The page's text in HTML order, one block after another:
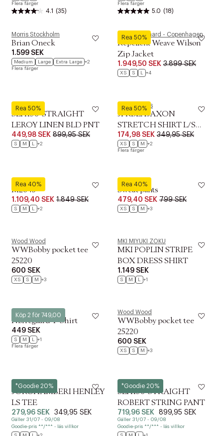
Flera färger
4.1 (35)
Flera färger
5.0 (18)
Morris Stockholm
Brian Oneck
1.599 SEK
Medium Large Extra Large +2
Flera färger
Rea 50%
Mads Nørgaard - Copenhagen
Repellent Weave Wilson
Zip Jacket
1.949,50 SEK 3.899 SEK
XS S L +4
Rea 50%
Selected
SLH196-STRAIGHT
LEROY LINEN BLD PNT
449,98 SEK 899,95 SEK
S M L +2
Rea 50%
Jack & Jones
JPRBLAJAXON
STRETCH SHIRT L/S
NOOS
174,98 SEK 349,95 SEK
XS S M
+2
Flera färger
Rea 40%
Fred Perry
M2643
1.109,40 SEK 1.849 SEK
S M L +2
Rea 40%
Lindbergh
Sweat pants
479,40 SEK 799 SEK
XS S M +3
Wood Wood
WWBobby pocket tee
25220
600 SEK
XS S M +3
MKI MIYUKI ZOKU
MKI POPLIN STRIPE
BOX DRESS SHIRT
1.149 SEK
S M L +1
Köp 2 för 749,00
Les Deux
Nørregaard T-Shirt
449 SEK
S M L +1
Flera färger
Wood Wood
WWBobby pocket tee
25220
600 SEK
XS S M +3
*Goodie 20%
Jack & Jones
JORCHAMBERI HENLEY
LS TEE
279,96 SEK 349,95 SEK
Gäller 31/07 - 09/08
Goodie-pris **/*** - läs villkor
*Goodie 20%
Selected
SLH196-STRAIGHT
ROBERT STRING PANT
719,96 SEK 899,95 SEK
Gäller 31/07 - 09/08
Goodie-pris **/*** - läs villkor